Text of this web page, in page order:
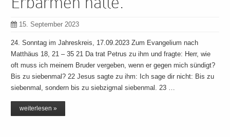
15. September 2023
24. Sonntag im Jahreskreis, 17.09.2023 Zum Evangelium nach
Matthäus 18, 21 – 35 21 Da trat Petrus zu ihm und fragte: Herr, wie
oft muss ich meinem Bruder vergeben, wenn er gegen mich sündigt?
Bis zu siebenmal? 22 Jesus sagte zu ihm: Ich sage dir nicht: Bis zu
siebenmal, sondern bis zu siebzigmal siebenmal. 23 …
weiterlesen »